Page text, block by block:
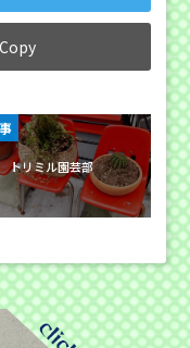
Copy
トリミル園芸部